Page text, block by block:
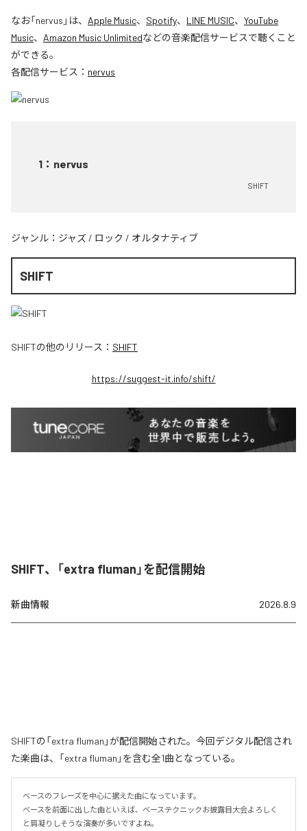
なお「nervus 」は、 Apple Music、 Spotify、 LINE MUSIC、 YouTube
Music、 Amazon Music Unlimitedなどの音楽配信サービスで聴くこと
ができる。
各配信サービス： nervus
1 ： nervus
SHIFT
ジャンル： ジャズ / ロック / オルタナティブ
SHIFT
SHIFTの他のリリース： SHIFT
https://suggest-it.info/shift/
SHIFT、「extra fluman」を配信開始
新曲情報 2026.8.9
SHIFTの「extra fluman」が配信開始された。今回デジタル配信され
た楽曲は、「extra fluman」を含む全1曲となっている。
ベースのフレーズを中心に据えた曲になっています。
ベースを前面に出した曲といえば、ベーステクニックお披露目大会よろしく
と肩凝りしそうな演奏が多いですよね。